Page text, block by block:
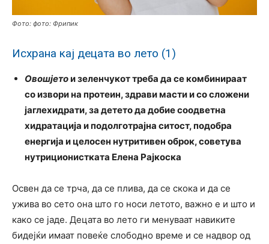
Фото: фото: Фрипик
Исхрана кај децата во лето (1)
Овошјетои зеленчукот треба да се комбинираат
со извори на протеин, здрави масти и со сложени
јаглехидрати, за детето да добие соодветна
хидратација и подолготрајна ситост, подобра
енергија и целосен нутритивен оброк, советува
нутриционистката Елена Рајкоска
Освен да се трча, да се плива, да се скока и да се
ужива во сето она што го носи летото, важно е и што и
како се јаде. Децата во лето ги менуваат навиките
бидејќи имаат повеќе слободно време и се надвор од